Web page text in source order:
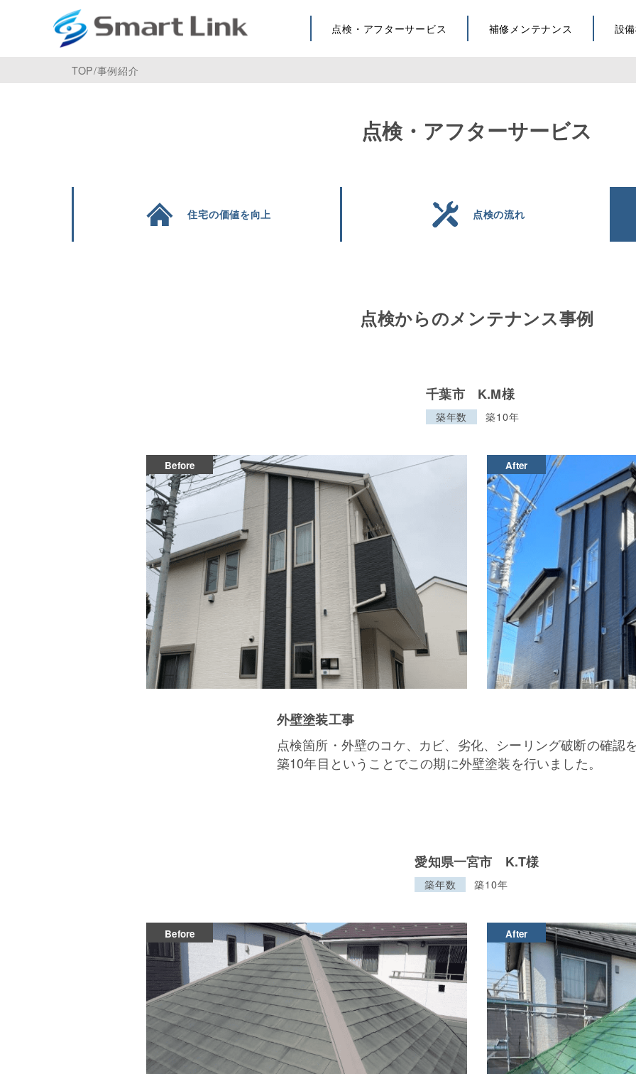
点検・アフターサービス 補修メンテナンス 設
TOP/事例紹介
点検・アフターサービス
住宅の価値を向上 点検の流れ
点検からのメンテナンス事例
千葉市 K.M様
築年数 築10年
外壁塗装工事
点検箇所・外壁のコケ、カビ、劣化、シーリング破断の確認
築10年目ということでこの期に外壁塗装を行いました。
愛知県一宮市 K.T様
築年数 築10年